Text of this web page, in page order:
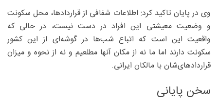
وی در پایان تاکید کرد: اطلاعات شفافی از قراردادها، محل سکونت
و وضعیت معیشتی این افراد در دست نیست، در حالی که
واقعیت این است که اتباع شب‌ها در گوشه‌ای از این کشور
سکونت دارند اما ما نه از مکان آنها مطلعیم و نه از نحوه و میزان
قراردادهای‌شان با مالکان ایرانی.
سخن پایانی